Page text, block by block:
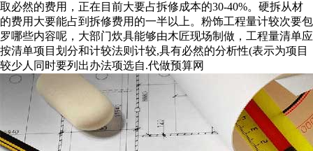
取必然的费用，正在目前大要占拆修成本的30-40%。硬拆从材
的费用大要能占到拆修费用的一半以上。粉饰工程量计较次要包
罗哪些内容呢，大部门炊具能够由木匠现场制做，工程量清单应
按清单项目划分和计较法则计较,具有必然的分析性(表示为项目
较少人同时要列出办法项选自.代做预算网